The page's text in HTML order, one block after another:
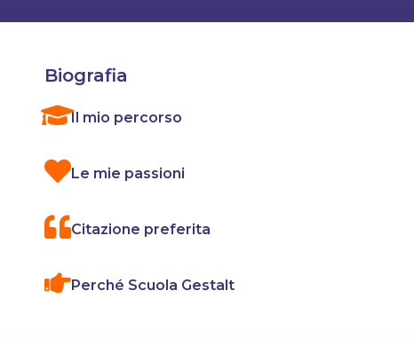
Biografia
Il mio percorso
Le mie passioni
Citazione preferita
Perché Scuola Gestalt